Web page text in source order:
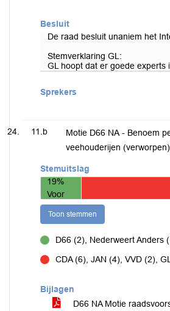
Besluit
De raad besluit unaniem het
Stemverklaring GL:
GL hoopt dat er goede experts
Sprekers
11.b
Motie D66 NA - Benoem perspectiefvolle locaties
veehouderijen (verworpen)
Stemuitslag
19%
Voor
Toon stemmen
D66 (2), Nederweert Anders
CDA (6), JAN (4), VVD (2),
Bijlagen
D66 NA Motie